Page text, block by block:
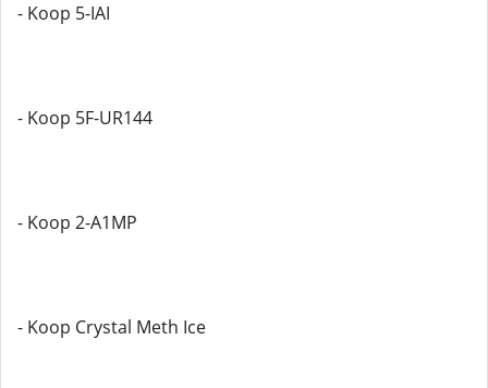
- Koop 5-IAI
- Koop 5F-UR144
- Koop 2-A1MP
- Koop Crystal Meth Ice